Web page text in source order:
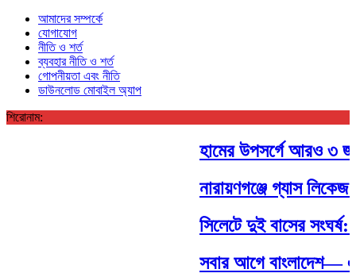
আমাদের সম্পর্কে
যোগাযোগ
নীতি ও শর্ত
ব্যবহার নীতি ও শর্ত
গোপনীয়তা এবং নীতি
ডাউনলোড মোবাইল অ্যাপ
শিরোনাম:
হামের উপসর্গে আরও ৩
নারায়ণগঞ্জে গ্যাস
সিলেটে দুই বাসের সংঘর্ষ:
সবার আগে বাংলাদেশ—